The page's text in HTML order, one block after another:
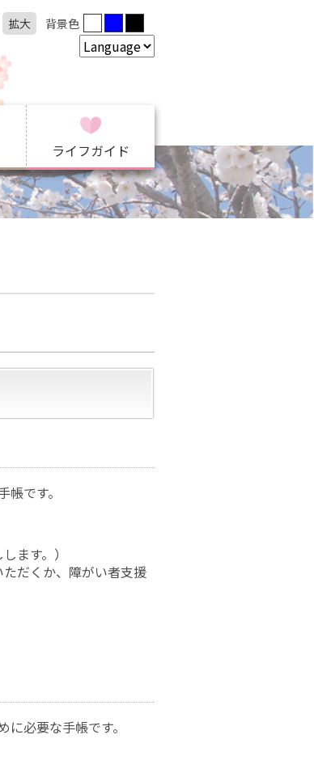
拡大 背景色
ライフガイド
です。
ます。）
だくか、障がい者支援
必要な手帳です。